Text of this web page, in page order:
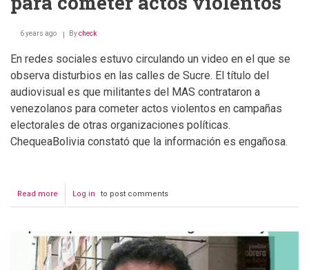
6 years ago Bycheck
En redes sociales estuvo circulando un video en el que se
observa disturbios en las calles de Sucre. El título del
audiovisual es que militantes del MAS contrataron a
venezolanos para cometer actos violentos en campañas
electorales de otras organizaciones políticas.
ChequeaBolivia constató que la información es engañosa.
Read more about
Militantes
contrataron
a
venezolanos
Log in to post comments